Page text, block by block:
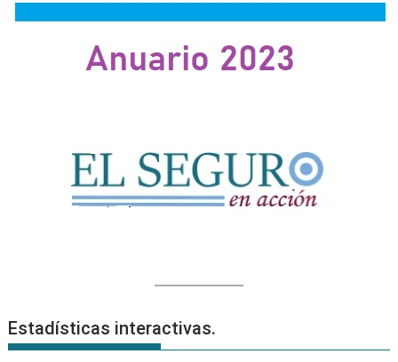
de
Estadísticas interactivas.